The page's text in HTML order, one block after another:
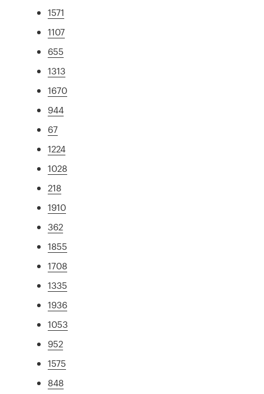
1571
1107
655
1313
1670
944
67
1224
1028
218
1910
362
1855
1708
1335
1936
1053
952
1575
848